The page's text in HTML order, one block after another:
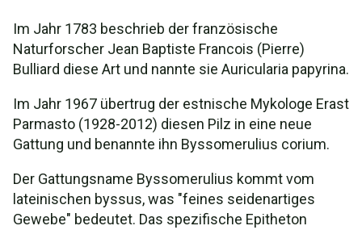
Im Jahr 1783 beschrieb der französische
Naturforscher Jean Baptiste Francois (Pierre)
Bulliard diese Art und nannte sie Auricularia papyrina.
Im Jahr 1967 übertrug der estnische Mykologe Erast
Parmasto (1928-2012) diesen Pilz in eine neue
Gattung und benannte ihn Byssomerulius corium.
Der Gattungsname Byssomerulius kommt vom
lateinischen byssus, was "feines seidenartiges
Gewebe" bedeutet. Das spezifische Epitheton